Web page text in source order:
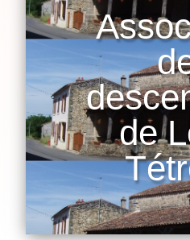
de